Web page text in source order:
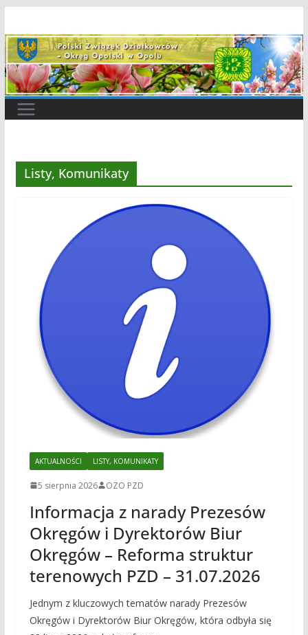
do
treści
Listy, Komunikaty
AKTUALNOŚCI LISTY, KOMUNIKATY
5 sierpnia 2026 OZO PZD
Informacja z narady Prezesów
Okręgów i Dyrektorów Biur
Okręgów – Reforma struktur
terenowych PZD – 31.07.2026
Jednym z kluczowych tematów narady Prezesów
Okręgów i Dyrektorów Biur Okręgów, która odbyła się